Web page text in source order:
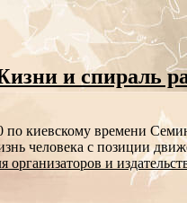
и спираль
киевскому времени
человека с позиции
организаторов и